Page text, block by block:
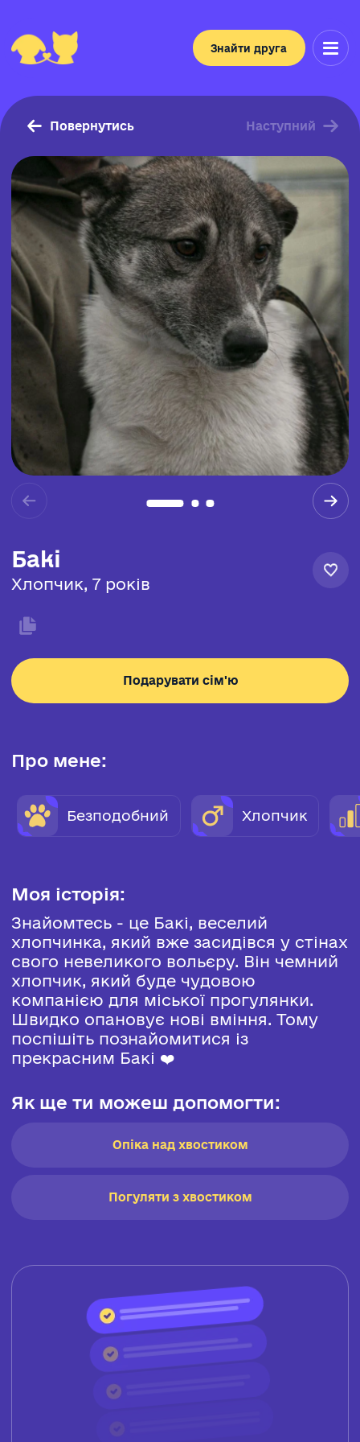
Знайти друга
Повернутись Наступний
Бакі
Хлопчик, 7 років
Подарувати сім'ю
Про мене:
Безподобний Хлопчик
Моя історія:
Знайомтесь - це Бакі, веселий
хлопчинка, який вже засидівся у стінах
свого невеликого вольєру. Він чемний
хлопчик, який буде чудовою
компанією для міської прогулянки.
Швидко опановує нові вміння. Тому
поспішіть познайомитися із
прекрасним Бакі ❤️
Як ще ти можеш допомогти:
Опіка над хвостиком
Погуляти з хвостиком